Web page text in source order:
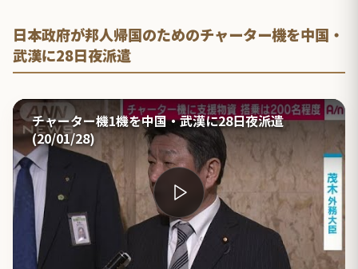
日本政府が邦人帰国のためのチャーター機を中国・
武漢に28日夜派遣
チャーター機1機を中国・武漢に28日夜派遣
(20/01/28)